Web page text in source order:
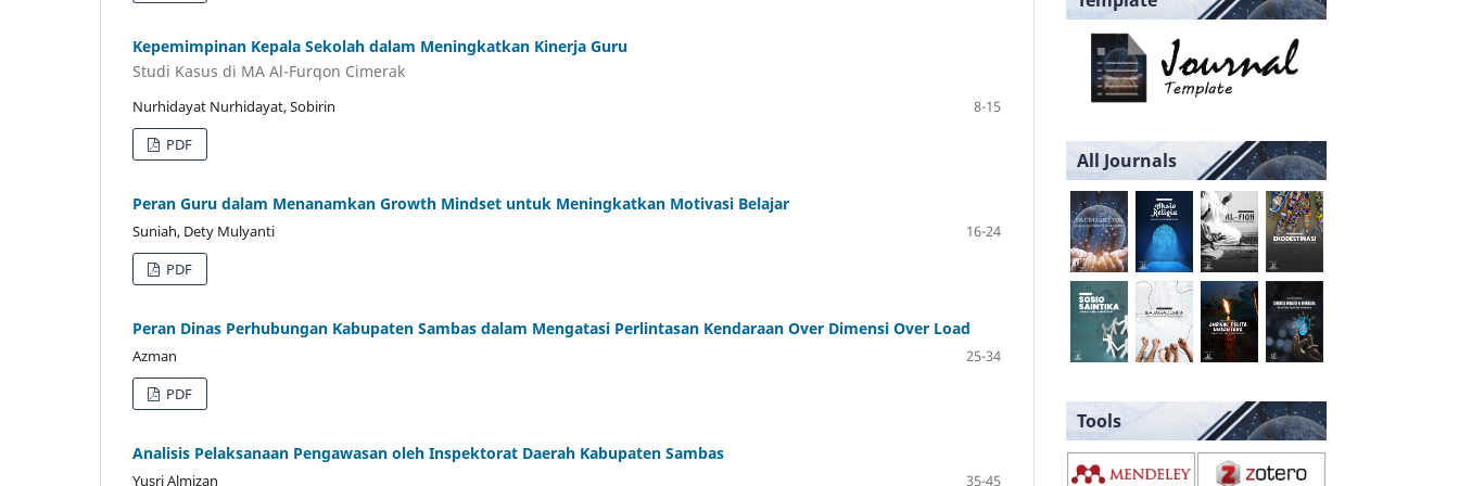
Kepemimpinan Kepala Sekolah dalam Meningkatkan Kinerja Guru
Studi Kasus di MA Al-Furqon Cimerak
Nurhidayat Nurhidayat, Sobirin
8-15
PDF
Peran Guru dalam Menanamkan Growth Mindset untuk Meningkatkan Motivasi Belajar
Suniah, Dety Mulyanti
16-24
PDF
Peran Dinas Perhubungan Kabupaten Sambas dalam Mengatasi Perlintasan Kendaraan Over Dimensi Over Load
Azman
25-34
PDF
Analisis Pelaksanaan Pengawasan oleh Inspektorat Daerah Kabupaten Sambas
Yusri Almizan 35-45
All Journals
Tools